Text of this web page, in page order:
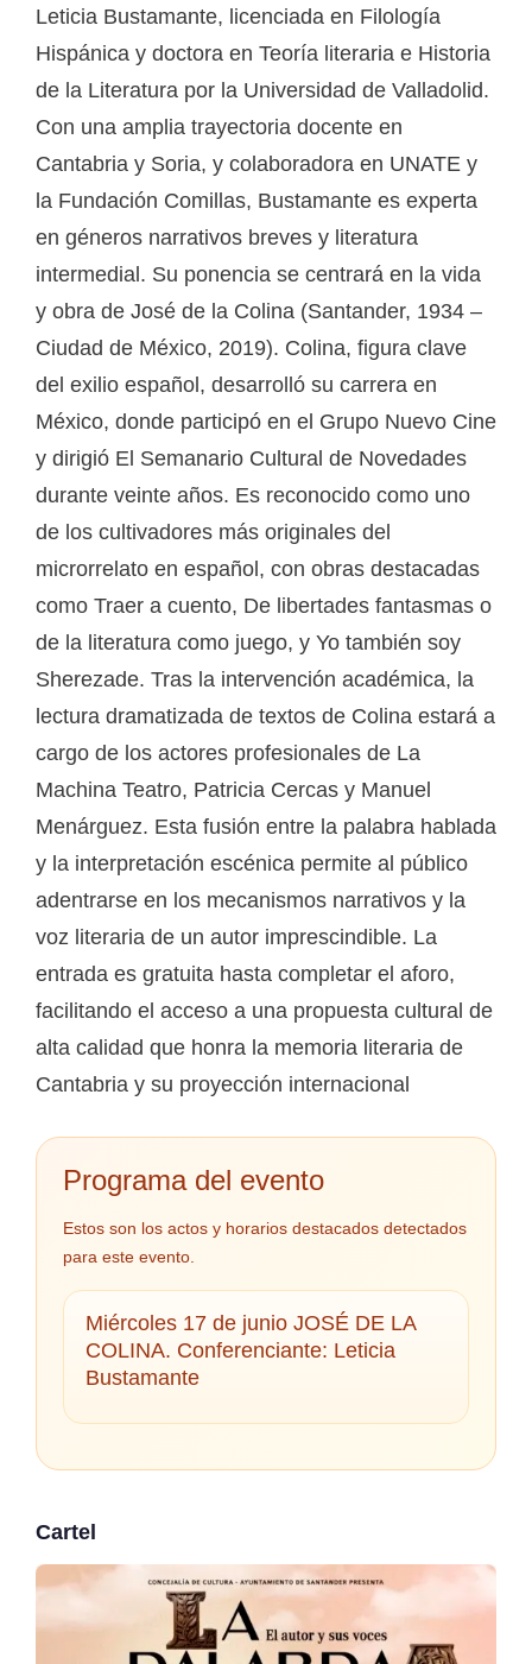
Leticia Bustamante, licenciada en Filología
Hispánica y doctora en Teoría literaria e Historia
de la Literatura por la Universidad de Valladolid.
Con una amplia trayectoria docente en
Cantabria y Soria, y colaboradora en UNATE y
la Fundación Comillas, Bustamante es experta
en géneros narrativos breves y literatura
intermedial. Su ponencia se centrará en la vida
y obra de José de la Colina (Santander, 1934 –
Ciudad de México, 2019). Colina, figura clave
del exilio español, desarrolló su carrera en
México, donde participó en el Grupo Nuevo Cine
y dirigió El Semanario Cultural de Novedades
durante veinte años. Es reconocido como uno
de los cultivadores más originales del
microrrelato en español, con obras destacadas
como Traer a cuento, De libertades fantasmas o
de la literatura como juego, y Yo también soy
Sherezade. Tras la intervención académica, la
lectura dramatizada de textos de Colina estará a
cargo de los actores profesionales de La
Machina Teatro, Patricia Cercas y Manuel
Menárguez. Esta fusión entre la palabra hablada
y la interpretación escénica permite al público
adentrarse en los mecanismos narrativos y la
voz literaria de un autor imprescindible. La
entrada es gratuita hasta completar el aforo,
facilitando el acceso a una propuesta cultural de
alta calidad que honra la memoria literaria de
Cantabria y su proyección internacional
Programa del evento
Estos son los actos y horarios destacados detectados
para este evento.
Miércoles 17 de junio JOSÉ DE LA
COLINA. Conferenciante: Leticia
Bustamante
Cartel